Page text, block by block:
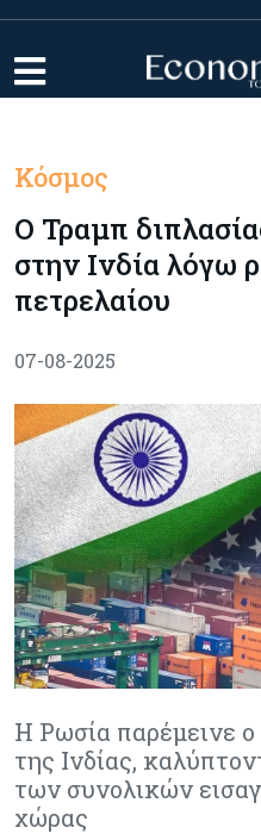
Κόσμος
Ο Τραμπ
στην Ινδία λόγω
πετρελαίου
07-08-2025
Η Ρωσία παρέμεινε
της Ινδίας,
των συνολικών
χώρας